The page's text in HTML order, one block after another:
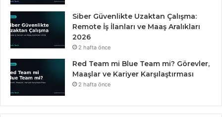
Siber Güvenlikte Uzaktan Çalışma:
Remote İş İlanları ve Maaş Aralıkları
2026
2 hafta önce
Red Team mi Blue Team mi? Görevler,
Maaşlar ve Kariyer Karşılaştırması
2 hafta önce